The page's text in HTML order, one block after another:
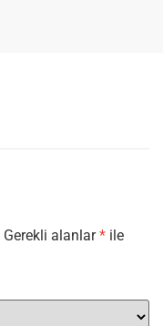
Gerekli alanlar* ile